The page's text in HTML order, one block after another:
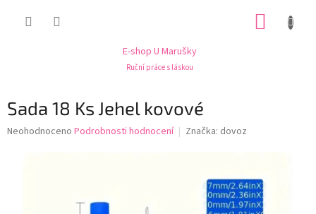
E-shop U Marušky
Ruční práce s láskou
Sada 18 Ks Jehel kovové
Průměrné
Neohodnoceno Podrobnosti hodnocení Značka: dovoz